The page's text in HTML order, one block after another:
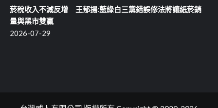
菸稅收入不減反增 王郁揚:藍綠白三黨錯誤修法將讓紙菸銷
量與黑市雙贏
2026-07-29